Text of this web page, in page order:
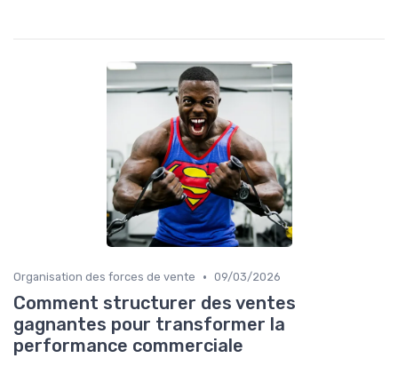
Organisation des forces de vente • 09/03/2026
Comment structurer des ventes
gagnantes pour transformer la
performance commerciale